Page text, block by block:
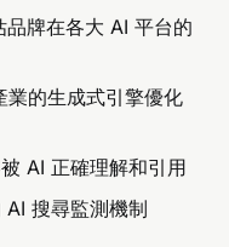
品牌在各大 AI 平台的
業的生成式引擎優化
AI 正確理解和引用
AI 搜尋監測機制